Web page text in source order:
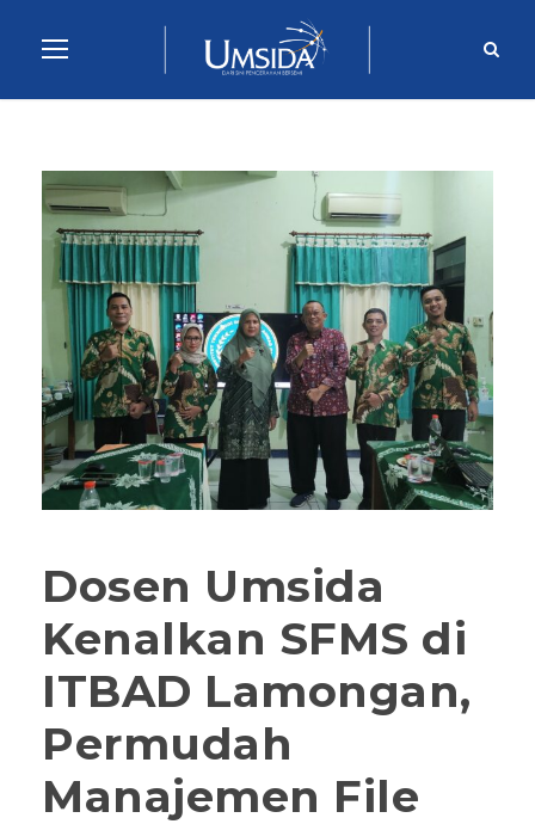
Dosen Umsida
Kenalkan SFMS di
ITBAD Lamongan,
Permudah
Manajemen File